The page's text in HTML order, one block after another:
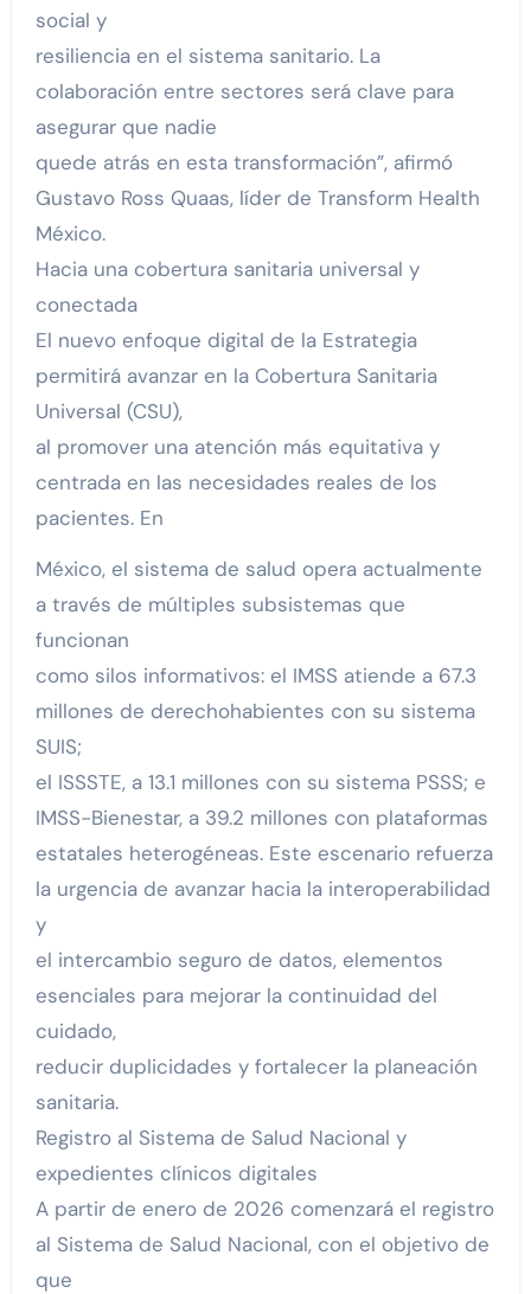
social y
resiliencia en el sistema sanitario. La
colaboración entre sectores será clave para
asegurar que nadie
quede atrás en esta transformación”, afirmó
Gustavo Ross Quaas, líder de Transform Health
México.
Hacia una cobertura sanitaria universal y
conectada
El nuevo enfoque digital de la Estrategia
permitirá avanzar en la Cobertura Sanitaria
Universal (CSU),
al promover una atención más equitativa y
centrada en las necesidades reales de los
pacientes. En
México, el sistema de salud opera actualmente
a través de múltiples subsistemas que
funcionan
como silos informativos: el IMSS atiende a 67.3
millones de derechohabientes con su sistema
SUIS;
el ISSSTE, a 13.1 millones con su sistema PSSS; e
IMSS-Bienestar, a 39.2 millones con plataformas
estatales heterogéneas. Este escenario refuerza
la urgencia de avanzar hacia la interoperabilidad
y
el intercambio seguro de datos, elementos
esenciales para mejorar la continuidad del
cuidado,
reducir duplicidades y fortalecer la planeación
sanitaria.
Registro al Sistema de Salud Nacional y
expedientes clínicos digitales
A partir de enero de 2026 comenzará el registro
al Sistema de Salud Nacional, con el objetivo de
que